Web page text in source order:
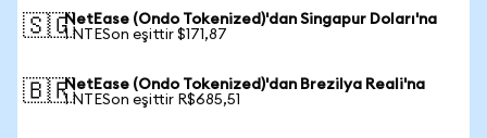
🇸🇬NetEase (Ondo Tokenized)'dan Singapur Doları'na
1 NTESon eşittir $171,87
🇧🇷NetEase (Ondo Tokenized)'dan Brezilya Reali'na
1 NTESon eşittir R$685,51